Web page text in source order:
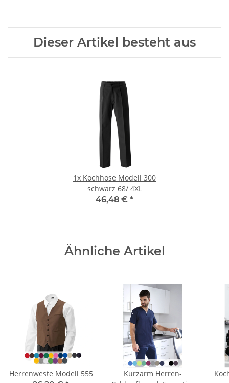
Dieser Artikel besteht aus
1x Kochhose Modell 300
schwarz 68/ 4XL
46,48 € *
Ähnliche Artikel
Herrenweste Modell 555
Kurzarm Herren-